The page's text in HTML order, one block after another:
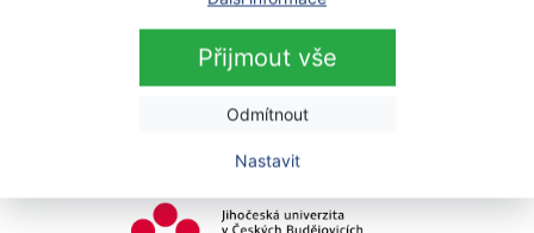
Přijmout vše
Odmítnout
Nastavit
Výzkumné organizace